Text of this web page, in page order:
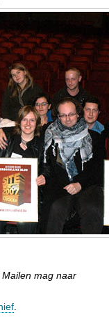
mag naar